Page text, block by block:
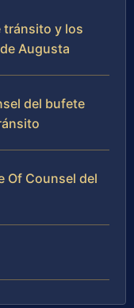
tránsito y los
Augusta
del bufete
Of Counsel del